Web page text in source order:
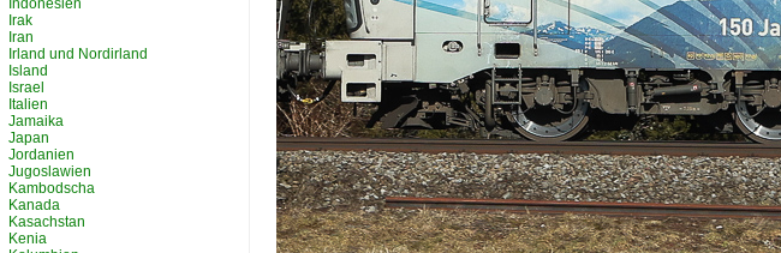
Indonesien
Irak
Iran
Irland und Nordirland
Island
Israel
Italien
Jamaika
Japan
Jordanien
Jugoslawien
Kambodscha
Kanada
Kasachstan
Kenia